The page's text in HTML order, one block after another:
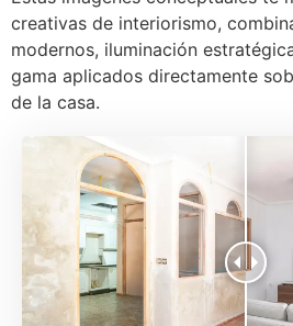
creativas de interiorismo,
modernos, iluminación
gama aplicados directamente
de la casa.